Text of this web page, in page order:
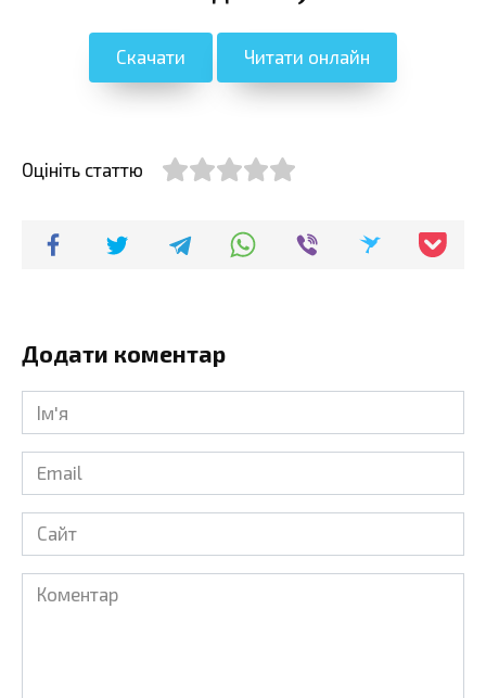
Скачати Читати онлайн
Оцініть статтю
Додати коментар
Ім'я
Email
Сайт
Коментар